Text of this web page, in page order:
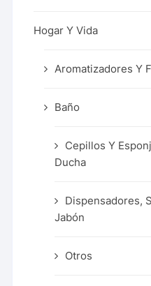
Hogar Y Vida
Aromatizadores Y
Baño
Cepillos Y
Ducha
Dispensadores,
Jabón
Otros